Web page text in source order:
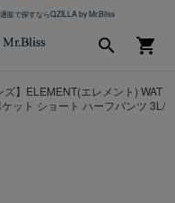
販で探すならQZILLA by Mr.Bliss
shopping_cart
search
ズ】ELEMENT(エレメント) WAT
ット ショート ハーフパンツ 3L/